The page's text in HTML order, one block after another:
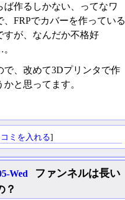
ば作るしかない、ってなワ
、FRPでカバーを作っている
すが、なんだか不格好
で、改めて3Dプリンタで作
かと思ってます。
ミを入れる]
Wed
ファンネルは長い
？